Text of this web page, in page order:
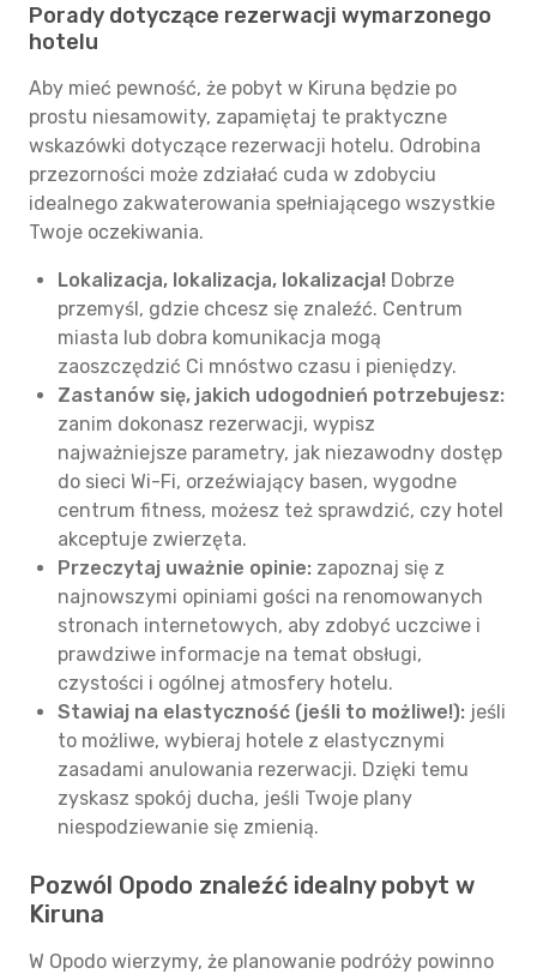
Porady dotyczące rezerwacji wymarzonego
hotelu
Aby mieć pewność, że pobyt w Kiruna będzie po
prostu niesamowity, zapamiętaj te praktyczne
wskazówki dotyczące rezerwacji hotelu. Odrobina
przezorności może zdziałać cuda w zdobyciu
idealnego zakwaterowania spełniającego wszystkie
Twoje oczekiwania.
Lokalizacja, lokalizacja, lokalizacja! Dobrze
przemyśl, gdzie chcesz się znaleźć. Centrum
miasta lub dobra komunikacja mogą
zaoszczędzić Ci mnóstwo czasu i pieniędzy.
Zastanów się, jakich udogodnień potrzebujesz:
zanim dokonasz rezerwacji, wypisz
najważniejsze parametry, jak niezawodny dostęp
do sieci Wi-Fi, orzeźwiający basen, wygodne
centrum fitness, możesz też sprawdzić, czy hotel
akceptuje zwierzęta.
Przeczytaj uważnie opinie: zapoznaj się z
najnowszymi opiniami gości na renomowanych
stronach internetowych, aby zdobyć uczciwe i
prawdziwe informacje na temat obsługi,
czystości i ogólnej atmosfery hotelu.
Stawiaj na elastyczność (jeśli to możliwe!): jeśli
to możliwe, wybieraj hotele z elastycznymi
zasadami anulowania rezerwacji. Dzięki temu
zyskasz spokój ducha, jeśli Twoje plany
niespodziewanie się zmienią.
Pozwól Opodo znaleźć idealny pobyt w
Kiruna
W Opodo wierzymy, że planowanie podróży powinno